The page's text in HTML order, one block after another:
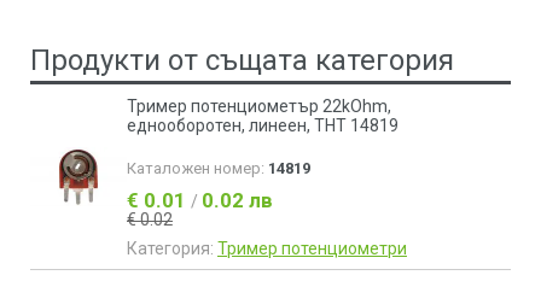
Продукти от същата категория
Тример потенциометър 22kOhm,
еднооборотен, линеен, THT 14819
Каталожен номер: 14819
€ 0.01 / 0.02 лв
€ 0.02
Категория: Тример потенциометри